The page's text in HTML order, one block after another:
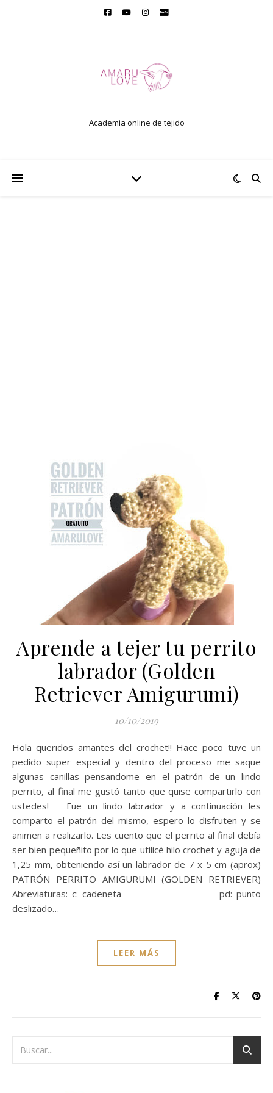
Academia online de tejido
Aprende a tejer tu perrito
labrador (Golden
Retriever Amigurumi)
10/10/2019
Hola queridos amantes del crochet!! Hace poco tuve un
pedido super especial y dentro del proceso me saque
algunas canillas pensandome en el patrón de un lindo
perrito, al final me gustó tanto que quise compartirlo con
ustedes! Fue un lindo labrador y a continuación les
comparto el patrón del mismo, espero lo disfruten y se
animen a realizarlo. Les cuento que el perrito al final debía
ser bien pequeñito por lo que utilicé hilo crochet y aguja de
1,25 mm, obteniendo así un labrador de 7 x 5 cm (aprox)
PATRÓN PERRITO AMIGURUMI (GOLDEN RETRIEVER)
Abreviaturas: c: cadeneta pd: punto
deslizado…
LEER MÁS